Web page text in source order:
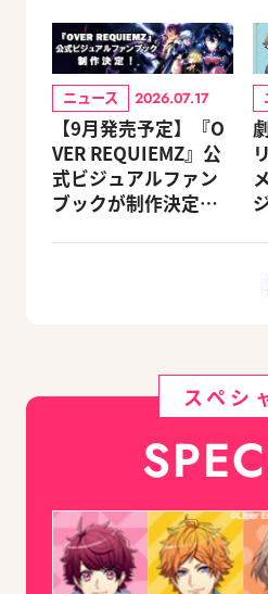
ニュース 2026.07.17
【9月発売予定】『O
VER REQUIEMZ』公
式ビジュアルファン
ブックが制作決定！
スペシ